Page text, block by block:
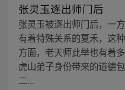
张灵玉逐出师门后
张灵玉被逐出师门后，一
有着特殊关系的夏禾，这
方面，老天师此举也有着
虎山弟子身份带来的道德
二...